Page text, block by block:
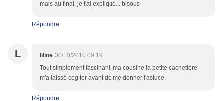
mais au final, je t'ai expliqué... bisous
Répondre
L liline 30/10/2010 09:19
Tout simplement fascinant, ma cousine la petite cachetière
m'a laissé cogiter avant de me donner l'astuce.
Répondre